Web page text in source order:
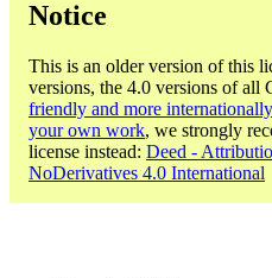
Notice
This is an older version of this
versions, the 4.0 versions of all
friendly and more
your own work, we strongly
license instead: Deed -
NoDerivatives 4.0 International